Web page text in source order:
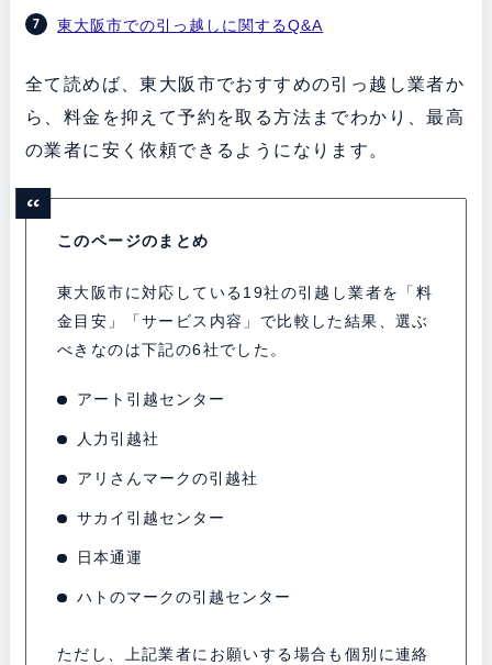
東大阪市での引っ越しに関するQ&A
全て読めば、東大阪市でおすすめの引っ越し業者か
ら、料金を抑えて予約を取る方法までわかり、最高
の業者に安く依頼できるようになります。
このページのまとめ
東大阪市に対応している19社の引越し業者を「料
金目安」「サービス内容」で比較した結果、選ぶ
べきなのは下記の6社でした。
アート引越センター
人力引越社
アリさんマークの引越社
サカイ引越センター
日本通運
ハトのマークの引越センター
ただし、上記業者にお願いする場合も個別に連絡